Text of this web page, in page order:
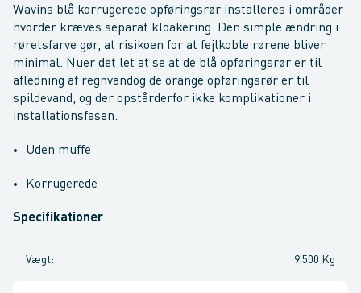
Wavins blå korrugerede opføringsrør installeres i områder
hvorder kræves separat kloakering. Den simple ændring i
røretsfarve gør, at risikoen for at fejlkoble rørene bliver
minimal. Nuer det let at se at de blå opføringsrør er til
afledning af regnvandog de orange opføringsrør er til
spildevand, og der opstårderfor ikke komplikationer i
installationsfasen.
Uden muffe
Korrugerede
Specifikationer
Vægt: 9,500 Kg